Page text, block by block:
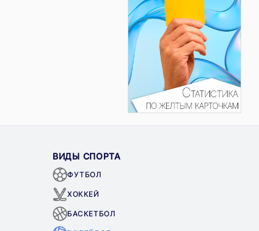
ВИДЫ СПОРТА
ФУТБОЛ
ХОККЕЙ
БАСКЕТБОЛ